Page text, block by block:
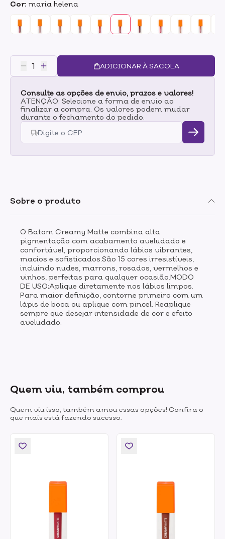
proporcionando lábios vibrantes, macios e
sofisticados.São 15 cores irresistíveis, incluindo nudes,
marrons, rosados, vermelhos e vinhos, perfeitas para
qualquer ocasião.MODO DE USO;Aplique diretamente
primeiro com um lápis de boca ou aplique com pincel.
Reaplique sempre que desejar intensidade de cor e
efeito aveludado.
Cor: maria helena
ADICIONAR À SACOLA
Consulte as opções de envio, prazos e valores!
ATENÇÃO: Selecione a forma de envio ao
finalizar a compra. Os valores podem mudar
durante o fechamento do pedido.
Sobre o produto
O Batom Creamy Matte combina alta
pigmentação com acabamento aveludado e
confortável, proporcionando lábios vibrantes,
macios e sofisticados.São 15 cores irresistíveis,
incluindo nudes, marrons, rosados, vermelhos e
vinhos, perfeitas para qualquer ocasião.MODO
DE USO;Aplique diretamente nos lábios limpos.
Para maior definição, contorne primeiro com um
lápis de boca ou aplique com pincel. Reaplique
sempre que desejar intensidade de cor e efeito
aveludado.
Quem viu, também comprou
Quem viu isso, também amou essas opções! Confira o
que mais está fazendo sucesso.